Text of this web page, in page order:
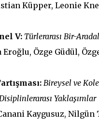
Küpper, Leonie
V: Türlerarası Bir-
Eroğlu, Özge Güdül,
Bireysel ve
Yaklaşımlar
Kaygusuz, Nilgün